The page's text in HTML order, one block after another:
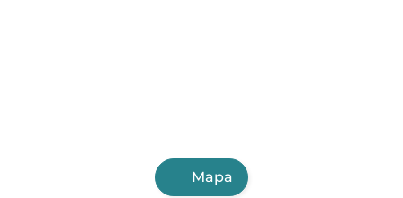
Mapa